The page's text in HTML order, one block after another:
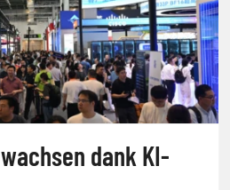
dank KI-